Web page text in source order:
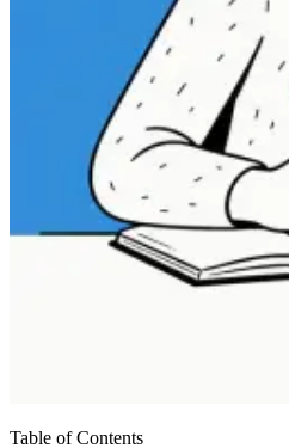
Table of Contents